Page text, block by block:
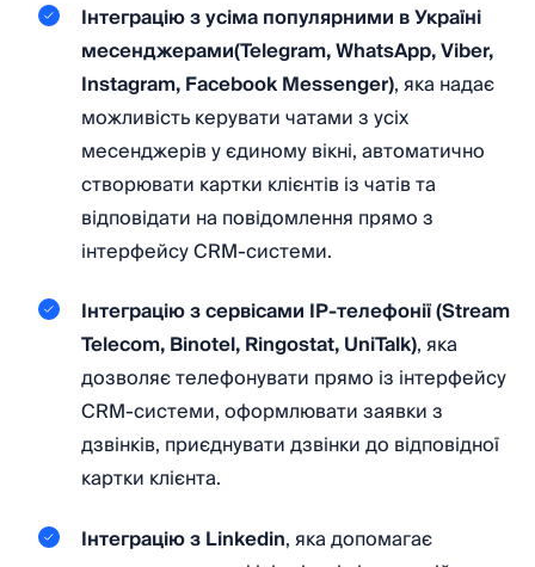
Інтеграцію з усіма популярними в Україні
месенджерами(Telegram, WhatsApp, Viber,
Instagram, Facebook Messenger), яка надає
можливість керувати чатами з усіх
месенджерів у єдиному вікні, автоматично
створювати картки клієнтів із чатів та
відповідати на повідомлення прямо з
інтерфейсу CRM-системи.
Інтеграцію з сервісами IP-телефонії (Stream
Telecom, Binotel, Ringostat, UniTalk), яка
дозволяє телефонувати прямо із інтерфейсу
CRM-системи, оформлювати заявки з
дзвінків, приєднувати дзвінки до відповідної
картки клієнта.
Інтеграцію з Linkedin, яка допомагає